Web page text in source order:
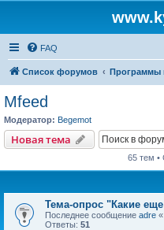
FAQ
Список форумов Программы
Mfeed
Модератор: Begemot
Новая тема
65 тем •
Тема-опрос "Какие
Последнее сообщение adre «
Ответы: 51